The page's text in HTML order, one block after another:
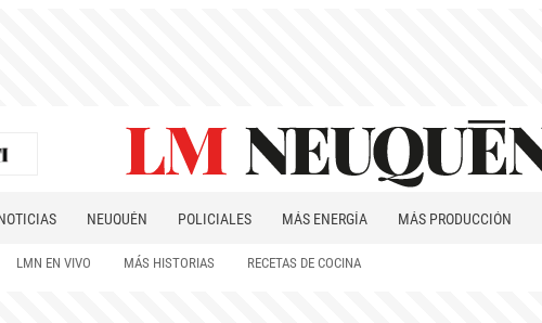
NEUQUÉN POLICIALES MÁS ENERGÍA MÁS PRODUCCIÓN
LMN EN VIVO MÁS HISTORIAS RECETAS DE COCINA